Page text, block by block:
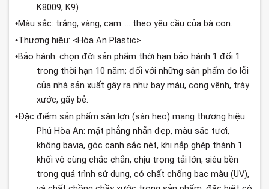
K8009, K9)
•Màu sắc: trắng, vàng, cam..... theo yêu cầu của bà con.
•Thương hiệu: <Hòa An Plastic>
•Bảo hành: chọn đời sản phẩm thời hạn bảo hành 1 đổi 1
trong thời hạn 10 năm; đối với những sản phẩm do lỗi
của nhà sản xuất gây ra như bay màu, cong vênh, trày
xước, gãy bẻ.
•Đặc điểm sản phẩm sàn lợn (sàn heo) mang thương hiệu
Phú Hòa An: mặt phẳng nhẵn đẹp, màu sắc tươi,
không bavia, góc cạnh sắc nét, khi nắp ghép thành 1
khối vô cùng chắc chắn, chịu trọng tải lớn, siêu bền
trong quá trình sử dụng, có chất chống bạc màu (UV),